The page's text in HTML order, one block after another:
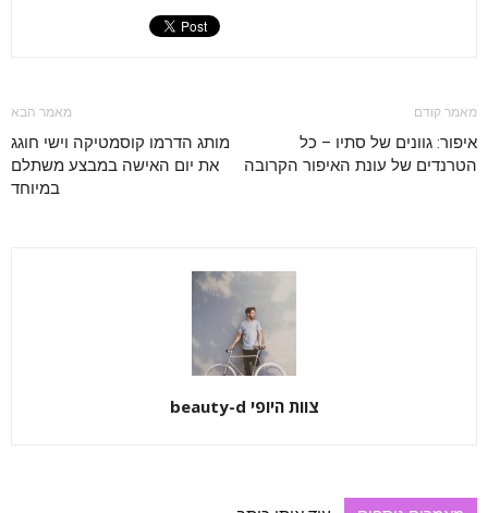
מאמר קודם
איפור: גוונים של סתיו – כל
הטרנדים של עונת האיפור הקרובה
מאמר הבא
מותג הדרמו קוסמטיקה וישי חוגג
את יום האישה במבצע משתלם
במיוחד
צוות היופי beauty-d